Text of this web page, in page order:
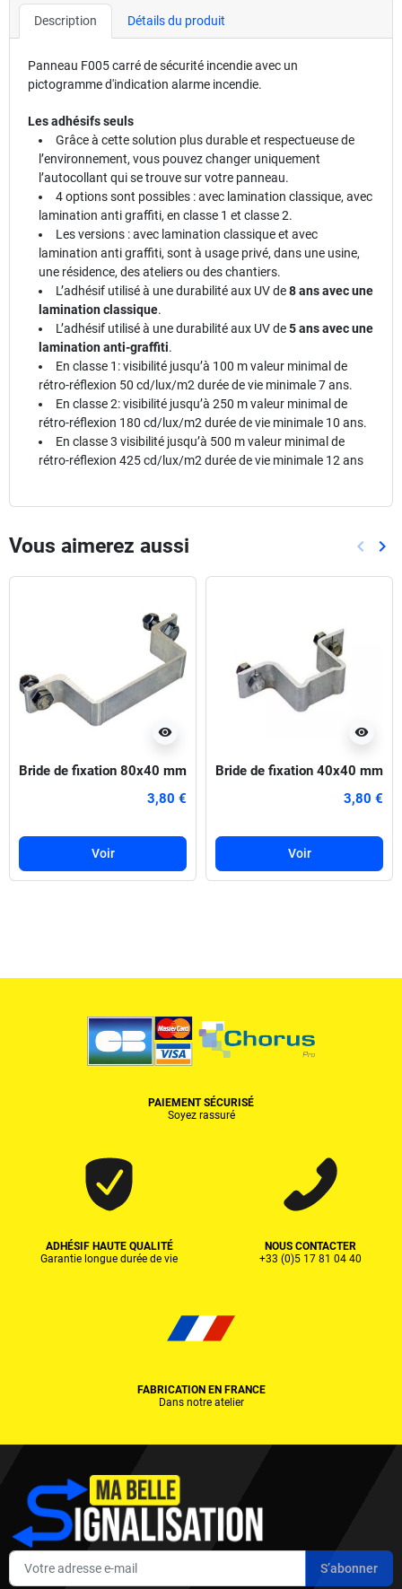
Description Détails du produit
Panneau F005 carré de sécurité incendie avec un
pictogramme d'indication alarme incendie.
Les adhésifs seuls
Grâce à cette solution plus durable et respectueuse de
l’environnement, vous pouvez changer uniquement
l’autocollant qui se trouve sur votre panneau.
4 options sont possibles : avec lamination classique, avec
lamination anti graffiti, en classe 1 et classe 2.
Les versions : avec lamination classique et avec
lamination anti graffiti, sont à usage privé, dans une usine,
une résidence, des ateliers ou des chantiers.
L’adhésif utilisé à une durabilité aux UV de8 ans avec une
lamination classique.
L’adhésif utilisé à une durabilité aux UV de5 ans avec une
lamination anti-graffiti.
En classe 1: visibilité jusqu’à 100 m valeur minimal de
rétro-réflexion 50 cd/lux/m2 durée de vie minimale 7 ans.
En classe 2: visibilité jusqu’à 250 m valeur minimal de
rétro-réflexion 180 cd/lux/m2 durée de vie minimale 10 ans.
En classe 3 visibilité jusqu’à 500 m valeur minimal de
rétro-réflexion 425 cd/lux/m2 durée de vie minimale 12 ans
Vous aimerez aussi keyboard_arrow_left keyboard_arrow_right
visibility
Bride de fixation 80x40 mm
3,80 €
Voir
visibility
Bride de fixation 40x40 mm
3,80 €
Voir
PAIEMENT SÉCURISÉ
Soyez rassuré
ADHÉSIF HAUTE QUALITÉ
Garantie longue durée de vie
NOUS CONTACTER
+33 (0)5 17 81 04 40
FABRICATION EN FRANCE
Dans notre atelier